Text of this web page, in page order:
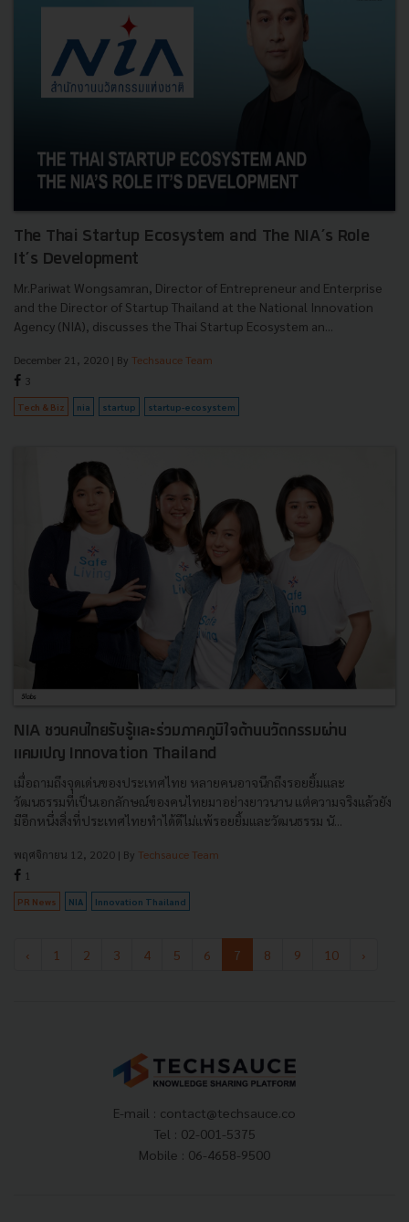
The Thai Startup Ecosystem and The NIA’s Role
It’s Development
Mr.Pariwat Wongsamran, Director of Entrepreneur and Enterprise
and the Director of Startup Thailand at the National Innovation
Agency (NIA), discusses the Thai Startup Ecosystem an...
December 21, 2020 | By Techsauce Team
3
Tech & Biz nia startup startup-ecosystem
NIA ชวนคนไทยรับรู้และร่วมภาคภูมิใจด้านนวัตกรรมผ่าน
แคมเปญ Innovation Thailand
เมื่อถามถึงจุดเด่นของประเทศไทย หลายคนอาจนึกถึงรอยยิ้มและ
วัฒนธรรมที่เป็นเอกลักษณ์ของคนไทยมาอย่างยาวนาน แต่ความจริงแล้วยัง
มีอีกหนึ่งสิ่งที่ประเทศไทยทำได้ดีไม่แพ้รอยยิ้มและวัฒนธรรม นั...
พฤศจิกายน 12, 2020 | By Techsauce Team
1
PR News NIA Innovation Thailand
‹ 1 2 3 4 5 6 7 8 9 10 ›
E-mail : contact@techsauce.co
Tel : 02-001-5375
Mobile : 06-4658-9500